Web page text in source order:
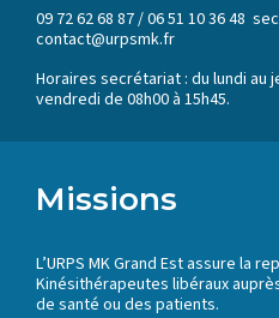
09 72 62 68 87 / 06 51 10 36 48
contact@urpsmk.fr
Horaires secrétariat : du lundi au
vendredi de 08h00 à 15h45.
Missions
L’URPS MK Grand Est assure la
Kinésithérapeutes libéraux
de santé ou des patients.